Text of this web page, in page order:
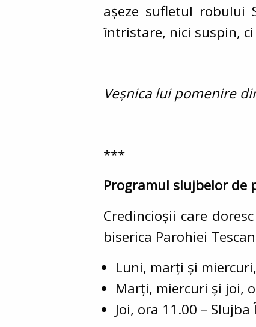
așeze sufletul robului
întristare, nici suspin,
Veșnica lui pomenire
***
Programul slujbelor de
Credincioșii care
biserica Parohiei
Luni, marți și miercuri
Marți, miercuri și joi,
Joi, ora 11.00 – Slujba